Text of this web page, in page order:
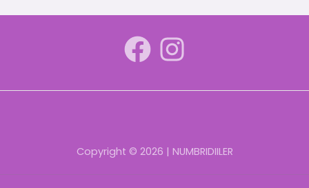
Copyright © 2026 | NUMBRIDIILER